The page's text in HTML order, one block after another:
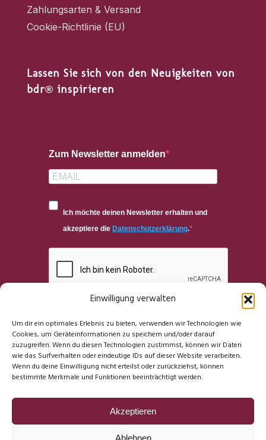
Einwilligung verwalten
Um dir ein optimales Erlebnis zu bieten, verwenden wir Technologien wie
Cookies, um Geräteinformationen zu speichern und/oder darauf
zuzugreifen. Wenn du diesen Technologien zustimmst, können wir Daten
wie das Surfverhalten oder eindeutige IDs auf dieser Website verarbeiten.
Wenn du deine Einwilligung nicht erteilst oder zurückziehst, können
bestimmte Merkmale und Funktionen beeinträchtigt werden.
Akzeptieren
Ablehnen
Zahlungsarten & Versand
Cookie-Richtlinie (EU)
Lassen Sie sich von den Neuigkeiten von
bdr® inspirieren
Zum Newsletter anmelden
Ich möchte deinen Newsletter erhalten und
akzeptiere die Datenschutzerklärung.
© 2026 bdr | Powered by